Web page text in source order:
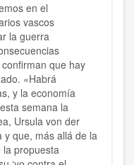
en el
vascos
la guerra
que hay
«Habrá
y la economía
semana la
Ursula von der
y que, más allá de la
la propuesta